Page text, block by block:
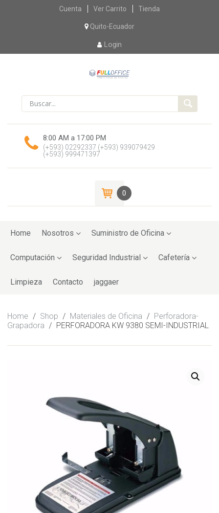
Skip
content
Cuenta Ver Carrito Tienda
Quito-Ecuador
Login
8:00 AM a 17:00 PM
(+593) 02292337 (+593) 939079429
(+593) 999471397
0
toHome Nosotros Suministro de Oficina
Computación Seguridad Industrial Cafetería
Limpieza Contacto jaggaer
Home / Shop / Materiales de Oficina / Perforadora-
Grapadora / PERFORADORA KW 9380 SEMI-INDUSTRIAL